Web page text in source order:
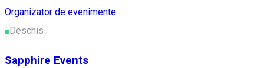
Organizator de evenimente
Deschis
Sapphire Events